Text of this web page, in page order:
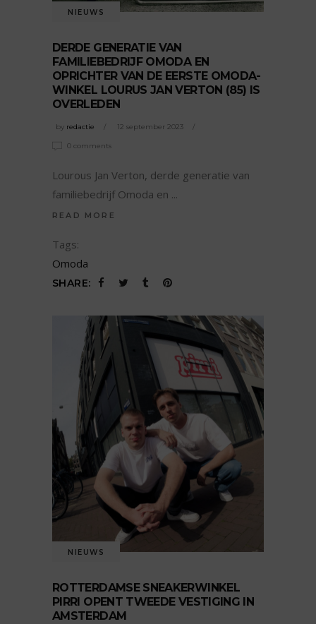
NIEUWS
DERDE GENERATIE VAN
FAMILIEBEDRIJF OMODA EN
OPRICHTER VAN DE EERSTE OMODA-
WINKEL LOURUS JAN VERTON (85) IS
OVERLEDEN
by redactie 12 september 2023
0 comments
Lourous Jan Verton, derde generatie van
familiebedrijf Omoda en
READ MORE
Tags:
Omoda
SHARE:
NIEUWS
ROTTERDAMSE SNEAKERWINKEL
PIRRI OPENT TWEEDE VESTIGING IN
AMSTERDAM